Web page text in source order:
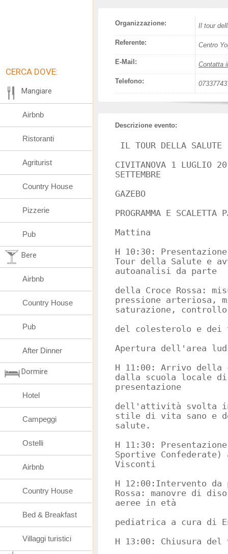
Organizzazione: Il tour
Referente: Centro
E-Mail: Contatta
Telefono:
Descrizione evento:
IL TOUR DELLA SALUTE
CIVITANOVA 1 LUGLIO
SETTEMBRE
GAZEBO
PROGRAMMA E SCALETTA
Mattina
H 10:30:
Tour della Salute e
autoanalisi da parte
della Croce Rossa:
pressione arteriosa,
saturazione, controllo
del colesterolo e
Apertura dell'area
H 11:00: Arrivo della
dalla scuola locale di
presentazione
dell'attività svolta in
stile di vita sano e
salute.
H 11:30:
Sportive Confederate)
Visconti
H 12:00:Intervento da
Rossa: manovre di
aeree in età
pediatrica a cura di
H 13:00: Chiusura
CERCA DOVE:
Mangiare
Airbnb
Ristoranti
Agriturist
Country House
Pizzerie
Pub
Bere
Airbnb
Country House
Pub
After Dinner
Dormire
Hotel
Campeggi
Ostelli
Airbnb
Country House
Bed & Breakfast
Villaggi turistici